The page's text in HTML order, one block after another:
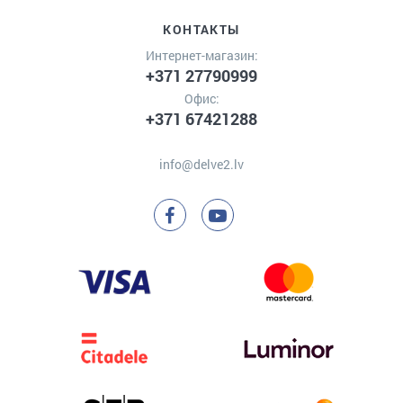
КОНТАКТЫ
Интернет-магазин:
+371 27790999
Офис:
+371 67421288
info@delve2.lv